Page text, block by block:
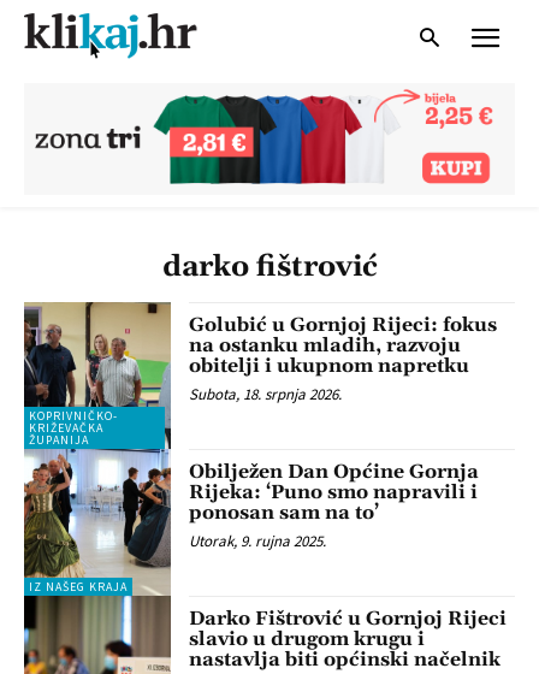
darko fištrović
KOPRIVNIČKO-
KRIŽEVAČKA
ŽUPANIJA
Golubić u Gornjoj Rijeci: fokus
na ostanku mladih, razvoju
obitelji i ukupnom napretku
Subota, 18. srpnja 2026.
IZ NAŠEG KRAJA
Obilježen Dan Općine Gornja
Rijeka: ‘Puno smo napravili i
ponosan sam na to’
Utorak, 9. rujna 2025.
Darko Fištrović u Gornjoj Rijeci
slavio u drugom krugu i
nastavlja biti općinski načelnik